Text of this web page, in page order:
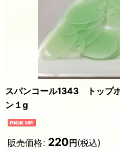
スパンコール1343 トッ
ン１g
販売価格: 220円(税込)